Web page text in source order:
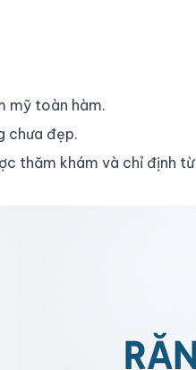
mỹ toàn hàm.
chưa đẹp.
thăm khám và chỉ định